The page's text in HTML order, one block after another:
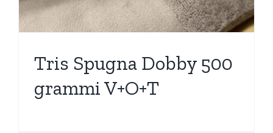
Tris Spugna Dobby 500
grammi V+O+T